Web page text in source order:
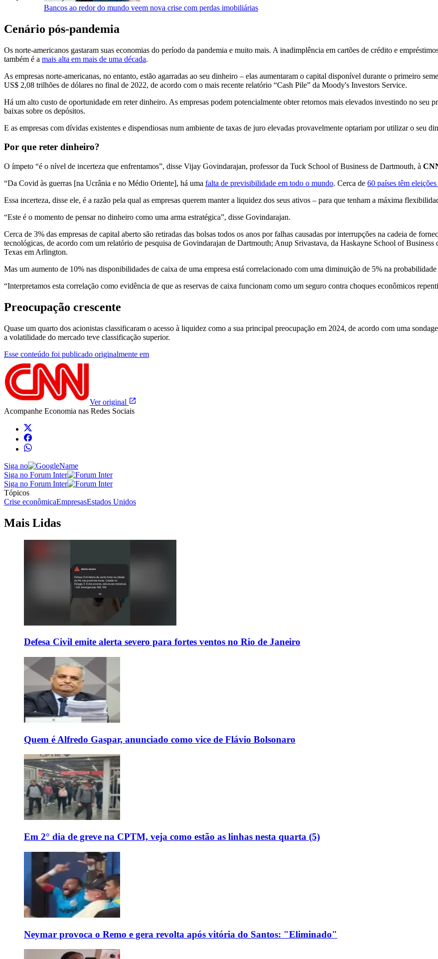
Bancos ao redor do mundo veem nova crise com perdas imobiliárias
Cenário pós-pandemia
Os norte-americanos gastaram suas economias do período da pandemia e muito mais. A inadimplência em cartões de crédito e
também é a mais alta em mais de uma década.
As empresas norte-americanas, no entanto, estão agarradas ao seu dinheiro – elas aumentaram o capital disponível durante o primeiro
US$ 2,08 trilhões de dólares no final de 2022, de acordo com o mais recente relatório “Cash Pile” da Moody's Investors Service.
Há um alto custo de oportunidade em reter dinheiro. As empresas podem potencialmente obter retornos mais elevados investindo no seu
baixas sobre os depósitos.
E as empresas com dívidas existentes e dispendiosas num ambiente de taxas de juro elevadas provavelmente optariam por utilizar o seu
Por que reter dinheiro?
O ímpeto “é o nível de incerteza que enfrentamos”, disse Vijay Govindarajan, professor da Tuck School of Business de Dartmouth, à
“Da Covid às guerras [na Ucrânia e no Médio Oriente], há uma falta de previsibilidade em todo o mundo. Cerca de 60 países têm eleições
Essa incerteza, disse ele, é a razão pela qual as empresas querem manter a liquidez dos seus ativos – para que tenham a máxima
“Este é o momento de pensar no dinheiro como uma arma estratégica”, disse Govindarajan.
Cerca de 3% das empresas de capital aberto são retiradas das bolsas todos os anos por falhas causadas por interrupções na cadeia de
tecnológicas, de acordo com um relatório de pesquisa de Govindarajan de Dartmouth; Anup Srivastava, da Haskayne School of
Texas em Arlington.
Mas um aumento de 10% nas disponibilidades de caixa de uma empresa está correlacionado com uma diminuição de 5% na
“Interpretamos esta correlação como evidência de que as reservas de caixa funcionam como um seguro contra choques econômicos
Preocupação crescente
Quase um quarto dos acionistas classificaram o acesso à liquidez como a sua principal preocupação em 2024, de acordo com uma
a volatilidade do mercado teve classificação superior.
Esse conteúdo foi publicado originalmente em
Ver original
Acompanhe Economia nas Redes Sociais
Siga no
Siga no Forum Inter
Siga no Forum Inter
Tópicos
Crise econômicaEmpresasEstados Unidos
Mais Lidas
Defesa Civil emite alerta severo para fortes ventos no Rio de Janeiro
Quem é Alfredo Gaspar, anunciado como vice de Flávio Bolsonaro
Em 2° dia de greve na CPTM, veja como estão as linhas nesta quarta (5)
Neymar provoca o Remo e gera revolta após vitória do Santos: "Eliminado"